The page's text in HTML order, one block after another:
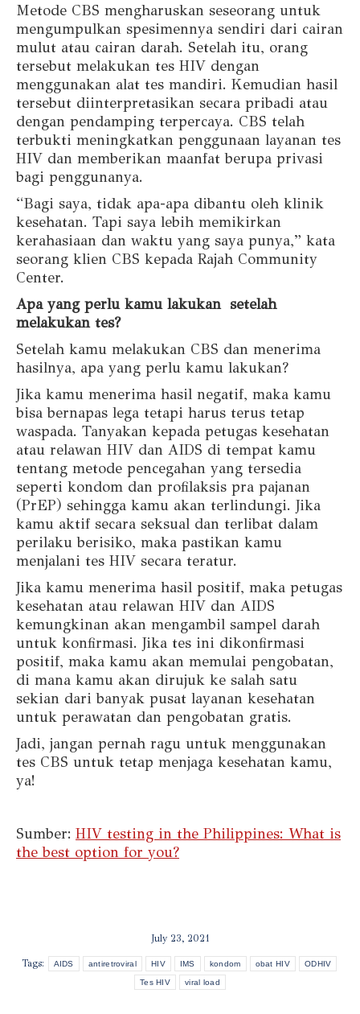
Metode CBS mengharuskan seseorang untuk
mengumpulkan spesimennya sendiri dari cairan
mulut atau cairan darah. Setelah itu, orang
tersebut melakukan tes HIV dengan
menggunakan alat tes mandiri. Kemudian hasil
tersebut diinterpretasikan secara pribadi atau
dengan pendamping terpercaya. CBS telah
terbukti meningkatkan penggunaan layanan tes
HIV dan memberikan maanfat berupa privasi
bagi penggunanya.
“Bagi saya, tidak apa-apa dibantu oleh klinik
kesehatan. Tapi saya lebih memikirkan
kerahasiaan dan waktu yang saya punya,” kata
seorang klien CBS kepada Rajah Community
Center.
Apa yang perlu kamu lakukan setelah
melakukan tes?
Setelah kamu melakukan CBS dan menerima
hasilnya, apa yang perlu kamu lakukan?
Jika kamu menerima hasil negatif, maka kamu
bisa bernapas lega tetapi harus terus tetap
waspada. Tanyakan kepada petugas kesehatan
atau relawan HIV dan AIDS di tempat kamu
tentang metode pencegahan yang tersedia
seperti kondom dan profilaksis pra pajanan
(PrEP) sehingga kamu akan terlindungi. Jika
kamu aktif secara seksual dan terlibat dalam
perilaku berisiko, maka pastikan kamu
menjalani tes HIV secara teratur.
Jika kamu menerima hasil positif, maka petugas
kesehatan atau relawan HIV dan AIDS
kemungkinan akan mengambil sampel darah
untuk konfirmasi. Jika tes ini dikonfirmasi
positif, maka kamu akan memulai pengobatan,
di mana kamu akan dirujuk ke salah satu
sekian dari banyak pusat layanan kesehatan
untuk perawatan dan pengobatan gratis.
Jadi, jangan pernah ragu untuk menggunakan
tes CBS untuk tetap menjaga kesehatan kamu,
ya!
Sumber: HIV testing in the Philippines: What is
the best option for you?
July 23, 2021
Tags: AIDS antiretroviral HIV IMS kondom obat HIV ODHIV
Tes HIV viral load